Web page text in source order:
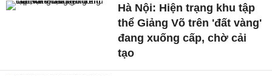
Hà Nội: Hiện trạng khu tập
thể Giảng Võ trên 'đất vàng'
đang xuống cấp, chờ cải
tạo